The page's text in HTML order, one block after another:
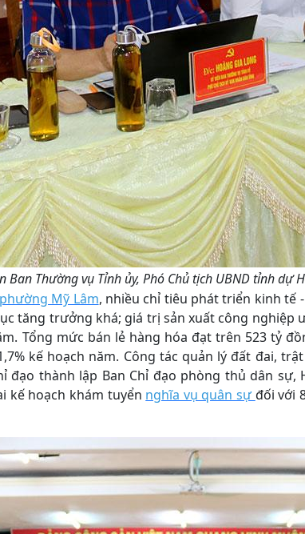
Ban Thường vụ Tỉnh ủy, Phó Chủ tịch UBND tỉnh
phường Mỹ Lâm, nhiều chỉ tiêu phát triển kinh tế
tăng trưởng khá; giá trị sản xuất công nghiệp
Tổng mức bán lẻ hàng hóa đạt trên 523 tỷ
kế hoạch năm. Công tác quản lý đất đai,
thành lập Ban Chỉ đạo phòng thủ dân sự,
kế hoạch khám tuyển nghĩa vụ quân sựđối với